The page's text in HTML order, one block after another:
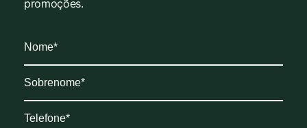
promoções.